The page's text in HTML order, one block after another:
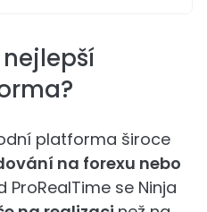
platforma široce
na forexu nebo
ProRealTime se Ninja